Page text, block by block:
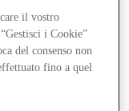
il vostro
i Cookie”
del consenso non
fino a quel